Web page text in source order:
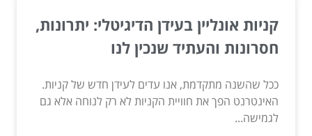
קניות אונליין בעידן הדיגיטלי: יתרונות,
חסרונות והעתיד שנכין לנו
ככל שהשנה מתקדמת, אנו עדים לעידן חדש של קניות.
האינטרנט הפך את חוויית הקניות לא רק לנוחה אלא גם
לגמישה...